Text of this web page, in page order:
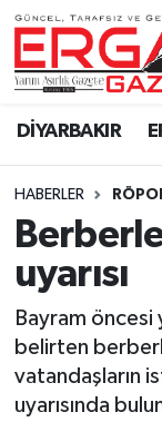
DİYARBAKIR
HABERLER
uyarısı
Bayram öncesi
belirten
vatandaşların
uyarısında
BİSMİL
BAĞLAR
ERGANİ
Güncel
Resmi
Sağlık
Ergani
Ergani
Ergani
Süper Lig
Tüm
Son